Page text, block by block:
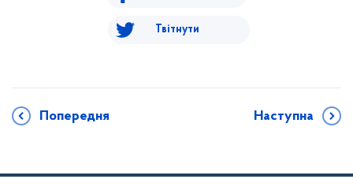
Твітнути
Попередня Наступна